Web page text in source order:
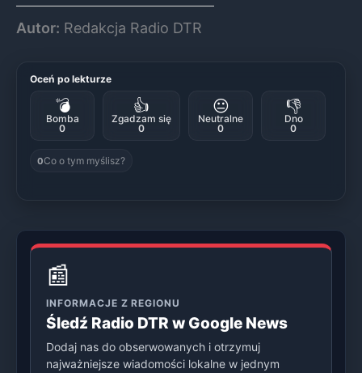
Autor: Redakcja Radio DTR
Oceń po lekturze
💣
Bomba
0
👍
Zgadzam się
0
😐
Neutralne
0
👎
Dno
0
0Co o tym myślisz?
📰
INFORMACJE Z REGIONU
Śledź Radio DTR w Google News
Dodaj nas do obserwowanych i otrzymuj
najważniejsze wiadomości lokalne w jednym